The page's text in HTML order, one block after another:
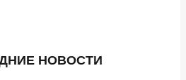
НОВОСТИ